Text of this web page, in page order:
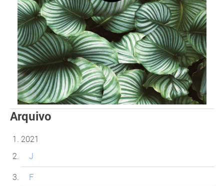
Arquivo
2021
J
F